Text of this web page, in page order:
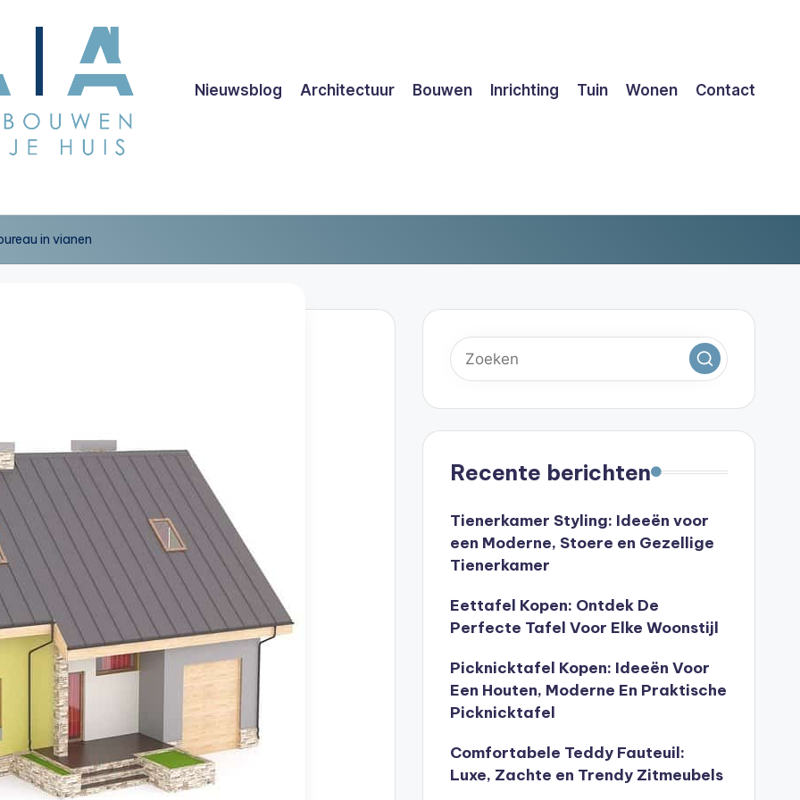
Nieuwsblog Architectuur Bouwen Inrichting Tuin Wonen Contact
in vianen
Recente berichten
Tienerkamer Styling: Ideeën voor
een Moderne, Stoere en Gezellige
Tienerkamer
Eettafel Kopen: Ontdek De
Perfecte Tafel Voor Elke Woonstijl
Picknicktafel Kopen: Ideeën Voor
Een Houten, Moderne En Praktische
Picknicktafel
Comfortabele Teddy Fauteuil:
Luxe, Zachte en Trendy Zitmeubels